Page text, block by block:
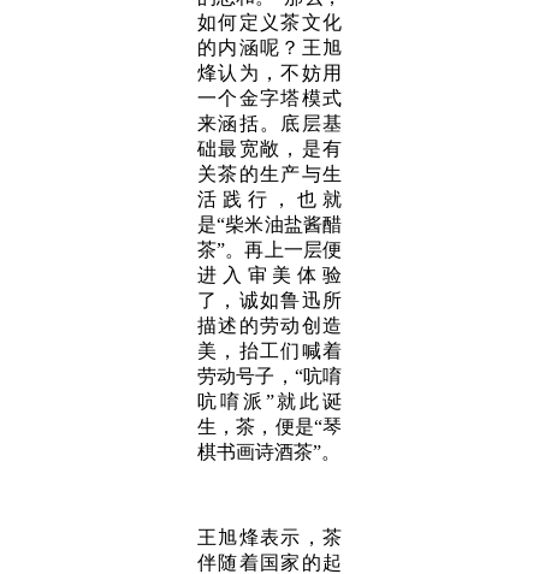
如何定义茶文化
的内涵呢？王旭
烽认为，不妨用
一个金字塔模式
来涵括。底层基
础最宽敞，是有
关茶的生产与生
活践行，也就
是“柴米油盐酱醋
茶”。再上一层便
进入审美体验
了，诚如鲁迅所
描述的劳动创造
美，抬工们喊着
劳动号子，“吭唷
吭唷派”就此诞
生，茶，便是“琴
棋书画诗酒茶”。
王旭烽表示，茶
伴随着国家的起